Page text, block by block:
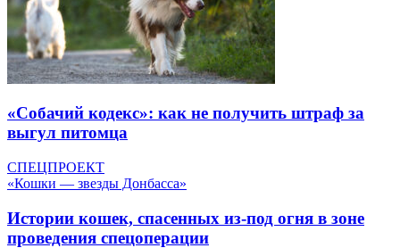
«Собачий кодекс»: как не получить штраф за
выгул питомца
СПЕЦПРОЕКТ
«Кошки — звезды Донбасса»
Истории кошек, спасенных из-под огня в зоне
проведения спецоперации